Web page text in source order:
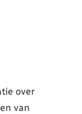
over
van